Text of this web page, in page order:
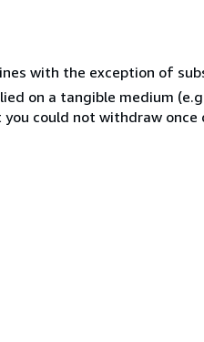
with the exception of
on a tangible medium
could not withdraw once